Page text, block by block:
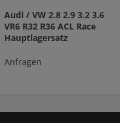
Audi / VW 2.8 2.9 3.2 3.6
VR6 R32 R36 ACL Race
Hauptlagersatz
Anfragen